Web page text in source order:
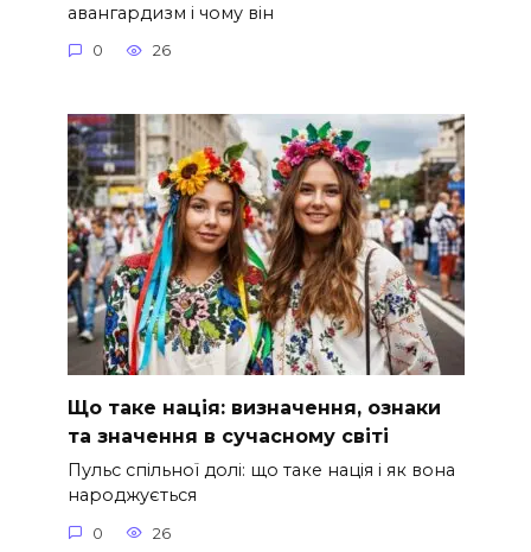
авангардизм і чому він
0 26
Що таке нація: визначення, ознаки
та значення в сучасному світі
Пульс спільної долі: що таке нація і як вона
народжується
0 26